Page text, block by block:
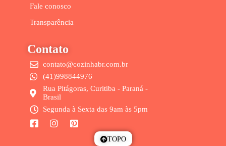
Fale conosco
Transparência
Contato
contato@cozinhabr.com.br
(41)998844976
Rua Pitágoras, Curitiba - Paraná -
Brasil
Segunda à Sexta das 9am às 5pm
TOPO